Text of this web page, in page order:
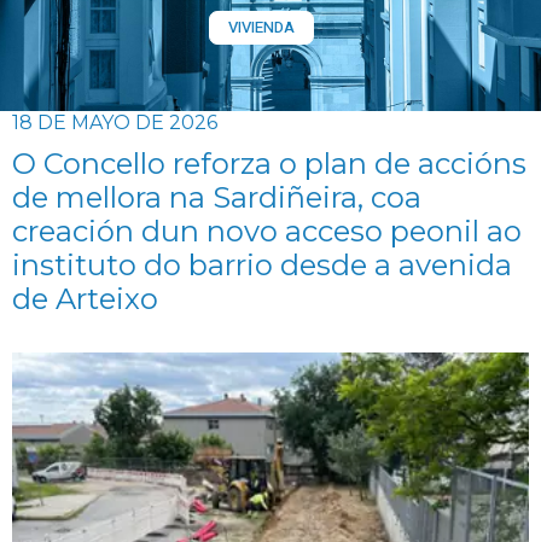
VIVIENDA
18 DE MAYO DE 2026
O Concello reforza o plan de accións
de mellora na Sardiñeira, coa
creación dun novo acceso peonil ao
instituto do barrio desde a avenida
de Arteixo